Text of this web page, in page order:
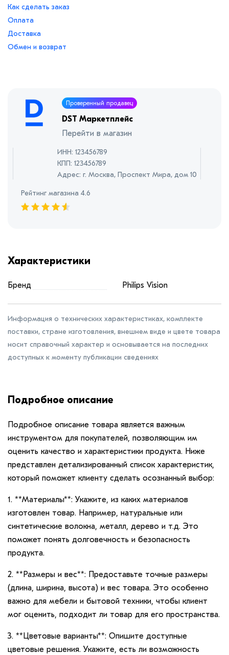
Как сделать заказ
Оплата
Доставка
Обмен и возврат
Проверенный продавец
DST Маркетплейс
Перейти в магазин
ИНН: 123456789
КПП: 123456789
Адрес: г. Москва, Проспект Мира, дом 10
Рейтинг магазина 4.6
Характеристики
Бренд Philips Vision
Информация о технических характеристиках, комплекте
поставки, стране изготовления, внешнем виде и цвете товара
носит справочный характер и основывается на последних
доступных к моменту публикации сведениях
Подробное описание
Подробное описание товара является важным
инструментом для покупателей, позволяющим им
оценить качество и характеристики продукта. Ниже
представлен детализированный список характеристик,
который поможет клиенту сделать осознанный выбор:
1. **Материалы**: Укажите, из каких материалов
изготовлен товар. Например, натуральные или
синтетические волокна, металл, дерево и т.д. Это
поможет понять долговечность и безопасность
продукта.
2. **Размеры и вес**: Предоставьте точные размеры
(длина, ширина, высота) и вес товара. Это особенно
важно для мебели и бытовой техники, чтобы клиент
мог оценить, подходит ли товар для его пространства.
3. **Цветовые варианты**: Опишите доступные
цветовые решения. Укажите, есть ли возможность